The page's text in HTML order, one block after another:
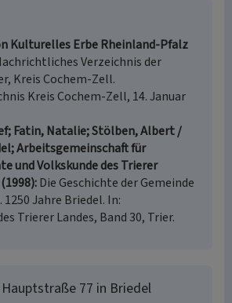
Kulturelles Erbe Rheinland-Pfalz
Verzeichnis der
Kreis Cochem-Zell.
Kreis Cochem-Zell, 14. Januar
Fatin, Natalie; Stölben, Albert /
Arbeitsgemeinschaft für
und Volkskunde des Trierer
Die Geschichte der Gemeinde
1250 Jahre Briedel. In:
Trierer Landes, Band 30, Trier.
Hauptstraße 77 in Briedel